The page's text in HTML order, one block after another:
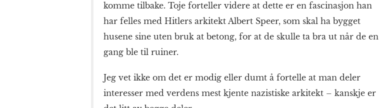
komme tilbake. Toje forteller videre at dette er en fascinasjon han
har felles med Hitlers arkitekt Albert Speer, som skal ha bygget
husene sine uten bruk at betong, for at de skulle ta bra ut når de en
gang ble til ruiner.
Jeg vet ikke om det er modig eller dumt å fortelle at man deler
interesser med verdens mest kjente nazistiske arkitekt – kanskje er